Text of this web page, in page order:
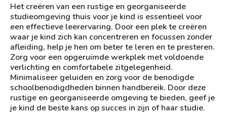
Het creëren van een rustige en georganiseerde
studieomgeving thuis voor je kind is essentieel voor
een effectieve leerervaring. Door een plek te creëren
waar je kind zich kan concentreren en focussen zonder
afleiding, help je hen om beter te leren en te presteren.
Zorg voor een opgeruimde werkplek met voldoende
verlichting en comfortabele zitgelegenheid.
Minimaliseer geluiden en zorg voor de benodigde
schoolbenodigdheden binnen handbereik. Door deze
rustige en georganiseerde omgeving te bieden, geef je
je kind de beste kans op succes in zijn of haar studie.